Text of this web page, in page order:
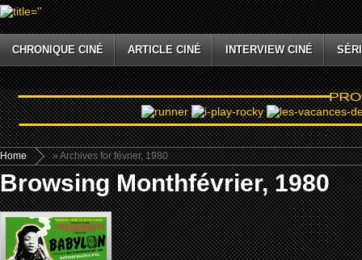
CHRONIQUE CINÉ ARTICLE CINÉ INTERVIEW CINÉ
Home » Archives for février, 1980
Browsing Monthfévrier, 1980